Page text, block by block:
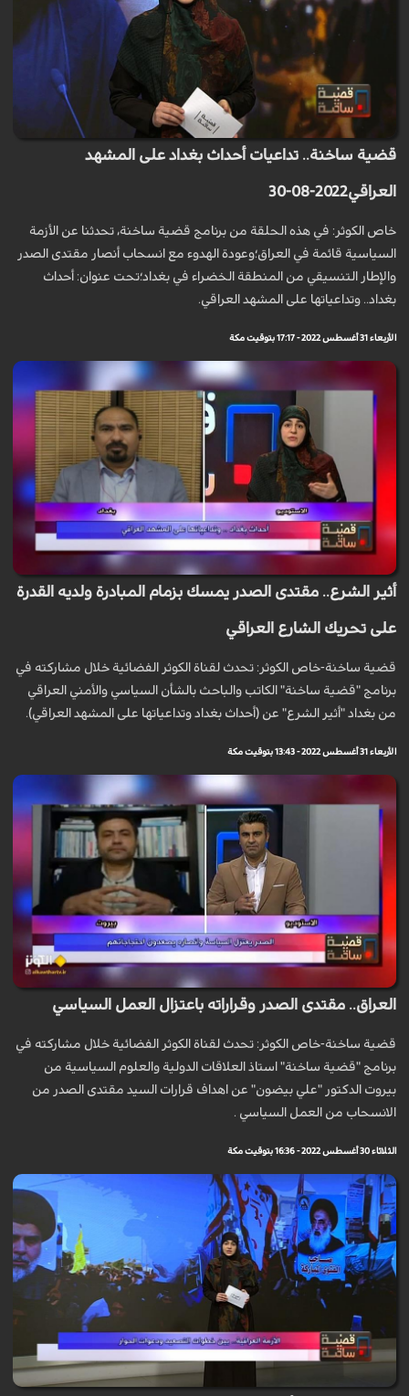
قضية ساخنة.. تداعيات أحداث بغداد على المشهد
العراقي2022-08-30
خاص الكوثر: في هذه الحلقة من برنامج قضية ساخنة، تحدثنا عن الأزمة
السياسية قائمة في العراق؛وعودة الهدوء مع انسحاب أنصار مقتدى الصدر
والإطار التنسيقي من المنطقة الخضراء في بغداد؛تحت عنوان: أحداث
بغداد.. وتداعياتها على المشهد العراقي.
الأربعاء 31 أغسطس 2022 - 17:17 بتوقيت مكة
أثير الشرع.. مقتدى الصدر يمسك بزمام المبادرة ولديه القدرة
على تحريك الشارع العراقي
قضية ساخنة-خاص الكوثر: تحدث لقناة الكوثر الفضائية خلال مشاركته في
برنامج "قضية ساخنة" الكاتب والباحث بالشأن السياسي والأمني العراقي
من بغداد "أثير الشرع" عن (أحداث بغداد وتداعياتها على المشهد العراقي).
الأربعاء 31 أغسطس 2022 - 13:43 بتوقيت مكة
العراق.. مقتدى الصدر وقراراته باعتزال العمل السياسي
قضية ساخنة-خاص الكوثر: تحدث لقناة الكوثر الفضائية خلال مشاركته في
برنامج "قضية ساخنة" استاذ العلاقات الدولية والعلوم السياسية من
بيروت الدكتور "علي بيضون" عن اهداف قرارات السيد مقتدى الصدر من
الانسحاب من العمل السياسي .
الثلاثاء 30 أغسطس 2022 - 16:36 بتوقيت مكة